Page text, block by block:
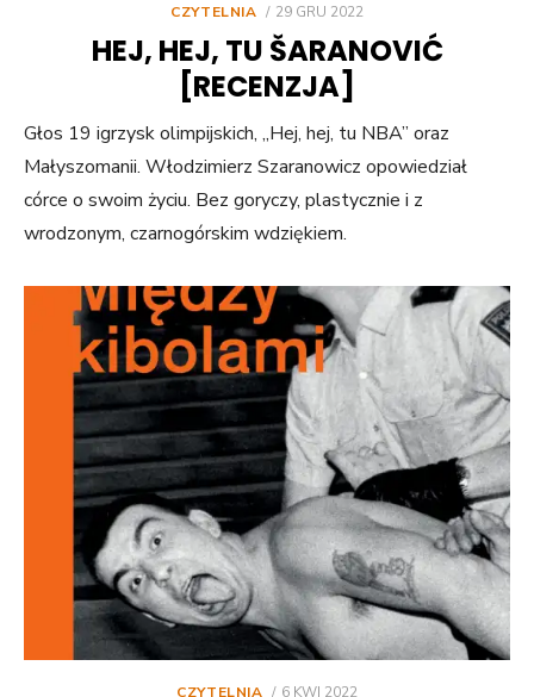
CZYTELNIA
POSTED
ON
29 GRU 2022
HEJ, HEJ, TU ŠARANOVIĆ
[RECENZJA]
Głos 19 igrzysk olimpijskich, „Hej, hej, tu NBA” oraz
Małyszomanii. Włodzimierz Szaranowicz opowiedział
córce o swoim życiu. Bez goryczy, plastycznie i z
wrodzonym, czarnogórskim wdziękiem.
CZYTELNIA POSTED
6 KWI 2022